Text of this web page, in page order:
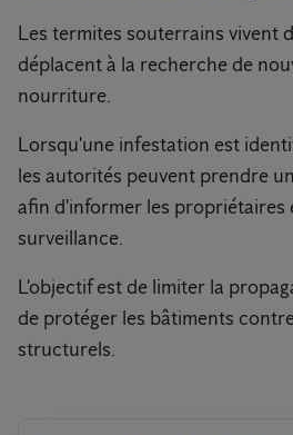
Les termites souterrains vivent
déplacent à la recherche de
nourriture.
Lorsqu'une infestation est
les autorités peuvent prendre
afin d'informer les propriétaires
surveillance.
L'objectif est de limiter la
de protéger les bâtiments
structurels.